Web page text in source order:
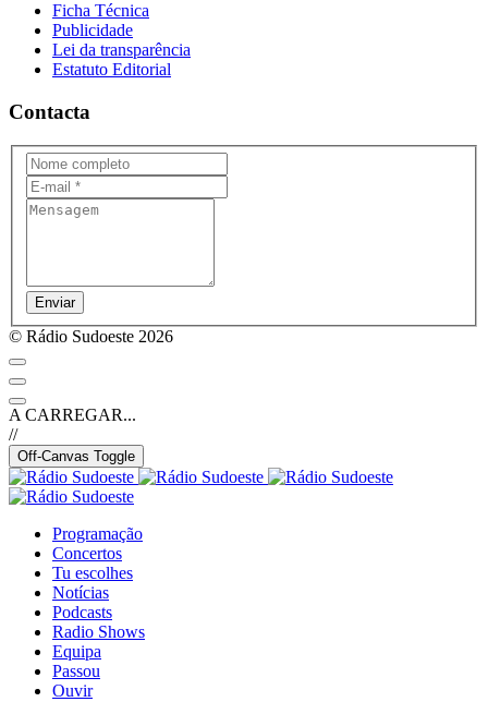
Ficha Técnica
Publicidade
Lei da transparência
Estatuto Editorial
Contacta
Enviar
© Rádio Sudoeste 2026
A CARREGAR...
//
Off-Canvas Toggle
Programação
Concertos
Tu escolhes
Notícias
Podcasts
Radio Shows
Equipa
Passou
Ouvir